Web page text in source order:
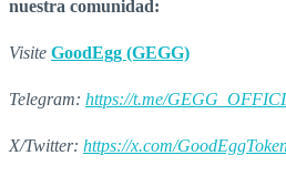
nuestra comunidad:
Visite GoodEgg (GEGG)
Telegram: https://t.me/
X/Twitter: https://x.com/